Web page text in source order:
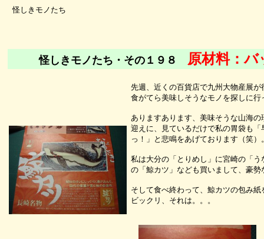
怪しきモノたち
怪しきモノたち・その１９８ 原材料：バ
先週、近くの百貨店で九州大物産展が
食がてら美味しそうなモノを探しに行
ありますあります、美味そうな山海の
迎えに、見ているだけで私の胃袋も「
っ！」と悲鳴をあげております（笑）
私は大分の「とりめし」に宮崎の「う
の「鯨カツ」なども買いまして、豪勢
そして食べ終わって、鯨カツの包み
ビックリ、それは。。。